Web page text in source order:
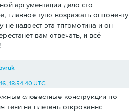
аргументации дело сто
главное тупо возражать оппоненту
не надоест эта тягомотина и он
вам отвечать, и всё
18:54:40 UTC
словестные конструкции по
тени на плетень открованно